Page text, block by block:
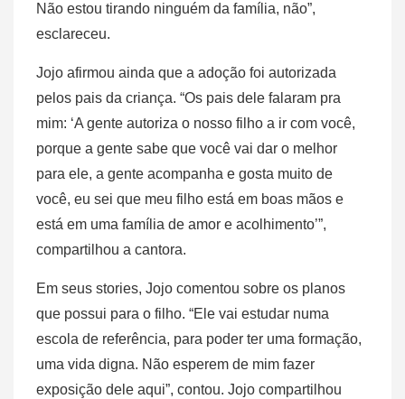
Não estou tirando ninguém da família, não”,
esclareceu.
Jojo afirmou ainda que a adoção foi autorizada
pelos pais da criança. “Os pais dele falaram pra
mim: ‘A gente autoriza o nosso filho a ir com você,
porque a gente sabe que você vai dar o melhor
para ele, a gente acompanha e gosta muito de
você, eu sei que meu filho está em boas mãos e
está em uma família de amor e acolhimento’”,
compartilhou a cantora.
Em seus stories, Jojo comentou sobre os planos
que possui para o filho. “Ele vai estudar numa
escola de referência, para poder ter uma formação,
uma vida digna. Não esperem de mim fazer
exposição dele aqui”, contou. Jojo compartilhou